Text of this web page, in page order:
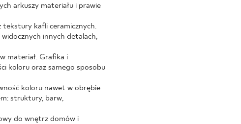
arkuszy materiału i prawie
tekstury kafli ceramicznych.
innych detalach,
materiał. Grafika i
koloru oraz samego sposobu
koloru nawet w obrębie
struktury, barw,
do wnętrz domów i